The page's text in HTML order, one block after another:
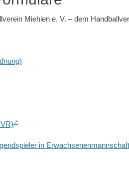
Miehlen e. V. – dem
in